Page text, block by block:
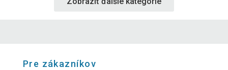
Pre zákazníkov